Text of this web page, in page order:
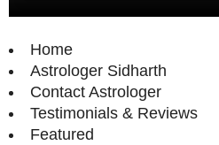
Home
Astrologer Sidharth
Contact Astrologer
Testimonials & Reviews
Featured